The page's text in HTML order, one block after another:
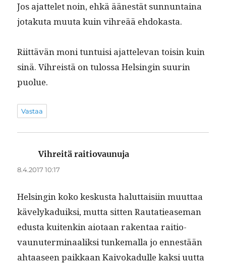
Jos ajat­telet noin, ehkä äänestät sun­nun­taina
jotaku­ta muu­ta kuin vihreää ehdokasta.
Riit­tävän moni tun­tu­isi ajat­tel­e­van toisin kuin
sinä. Vihreistä on tulos­sa Helsin­gin suurin
puolue.
Vastaa
Vihreitä raitiovaunuja
8.4.2017 10:17
Helsin­gin koko keskus­ta halut­taisi­in muut­taa
käve­lykaduik­si, mut­ta sit­ten Rautatiease­man
edus­ta kuitenkin aio­taan rak­en­taa raitio­
vaunuter­mi­naa­lik­si tunke­mal­la jo ennestään
ahtaaseen paikkaan Kai­vokadulle kak­si uut­ta